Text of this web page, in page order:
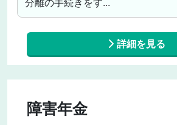
詳細を見る
障害年金